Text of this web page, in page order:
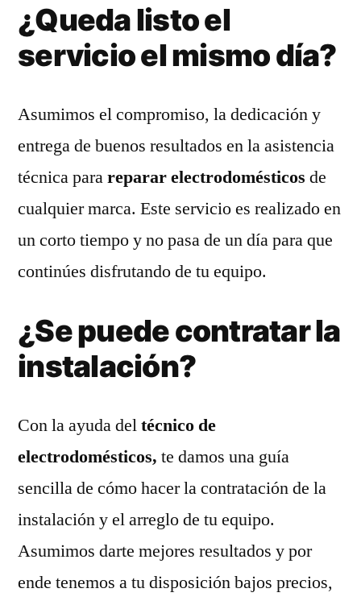
¿Queda listo el
servicio el mismo día?
Asumimos el compromiso, la dedicación y
entrega de buenos resultados en la asistencia
técnica parareparar electrodomésticos de
cualquier marca. Este servicio es realizado en
un corto tiempo y no pasa de un día para que
continúes disfrutando de tu equipo.
¿Se puede contratar la
instalación?
Con la ayuda deltécnico de
electrodomésticos, te damos una guía
sencilla de cómo hacer la contratación de la
instalación y el arreglo de tu equipo.
Asumimos darte mejores resultados y por
ende tenemos a tu disposición bajos precios,